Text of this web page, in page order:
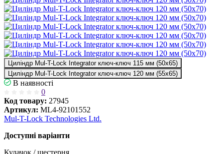
Циліндр Mul-T-Lock Integrator ключ-ключ 115 мм (50x65)
Циліндр Mul-T-Lock Integrator ключ-ключ 120 мм (55x65)
В наявності
0
Код товару: 27945
Артикул: ML4-92101552
Mul-T-Lock Technologies Ltd.
Доступні варіанти
Кулачок / шестерня